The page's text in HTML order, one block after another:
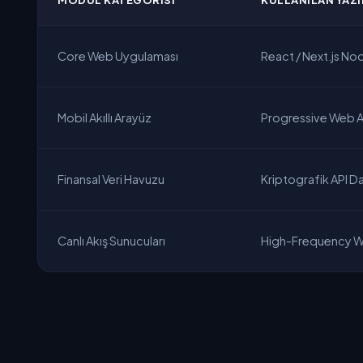
Core Web Uygulaması React / Next.js
Mobil Akıllı Arayüz Progressive Web
Finansal Veri Havuzu Kriptografik API
Canlı Akış Sunucuları High-Frequency